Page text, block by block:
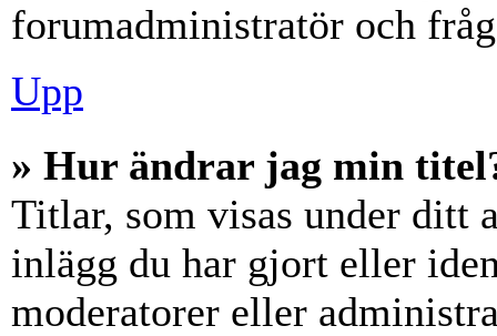
forumadministratör och
Upp
» Hur ändrar jag min
Titlar, som visas under ditt
inlägg du har gjort eller
moderatorer eller